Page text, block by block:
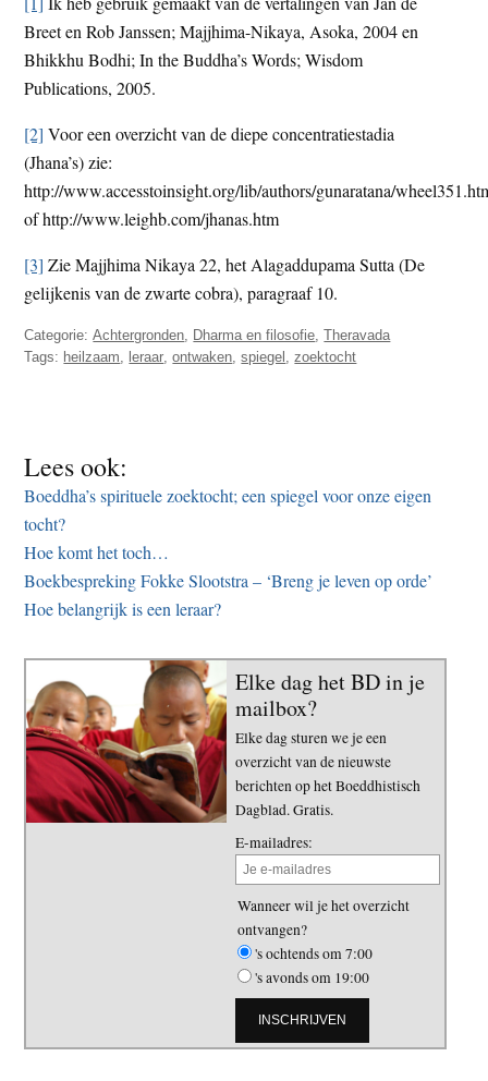
Breet en Rob Janssen; Majjhima-Nikaya, Asoka, 2004 en
Bhikkhu Bodhi; In the Buddha’s Words; Wisdom
Publications, 2005.
[2] Voor een overzicht van de diepe concentratiestadia
(Jhana’s) zie:
http://www.accesstoinsight.org/lib/authors/gunaratana/
of http://www.leighb.com/jhanas.htm
[3] Zie Majjhima Nikaya 22, het Alagaddupama Sutta (De
gelijkenis van de zwarte cobra), paragraaf 10.
Categorie:Achtergronden, Dharma en filosofie,Theravada
Tags: heilzaam, leraar,ontwaken,spiegel ,zoektocht
Lees ook:
Boeddha’s spirituele zoektocht; een spiegel voor onze eigen
tocht?
Hoe komt het toch…
Boekbespreking Fokke Slootstra – ‘Breng je leven op orde’
Hoe belangrijk is een leraar?
Elke dag het BD in je
mailbox?
Elke dag sturen we je een
overzicht van de nieuwste
berichten op het Boeddhistisch
Dagblad. Gratis.
E-mailadres:
Wanneer wil je het overzicht
ontvangen?
's ochtends om 7:00
's avonds om 19:00